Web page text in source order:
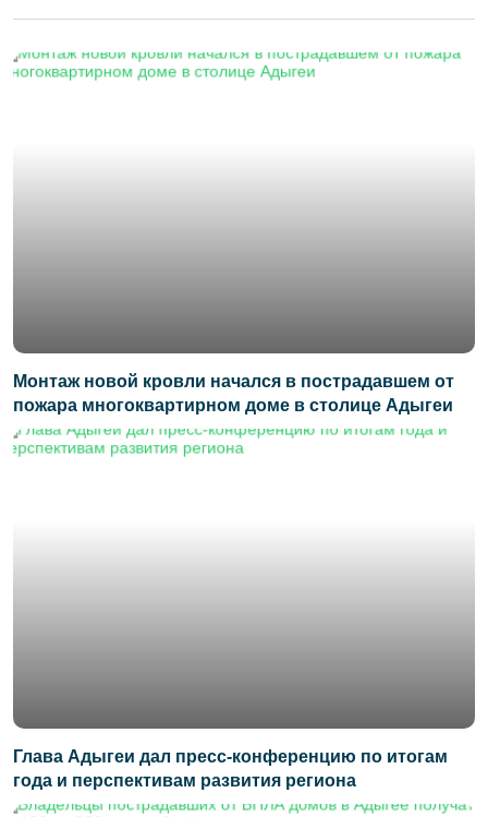
Монтаж новой кровли начался в пострадавшем от
пожара многоквартирном доме в столице Адыгеи
Глава Адыгеи дал пресс-конференцию по итогам
года и перспективам развития региона